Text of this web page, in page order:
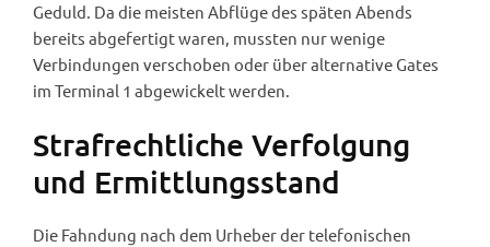
Geduld. Da die meisten Abflüge des späten Abends
bereits abgefertigt waren, mussten nur wenige
Verbindungen verschoben oder über alternative Gates
im Terminal 1 abgewickelt werden.
Strafrechtliche Verfolgung
und Ermittlungsstand
Die Fahndung nach dem Urheber der telefonischen